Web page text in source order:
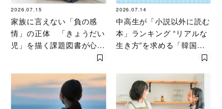
2026.07.15
家族に言えない「負の感
情」の正体 「きょうだい
児」を描く課題図書が心に
2026.07.14
中高生が「小説以外に読む
本」ランキング “リアルな
生き方”を求める「韓国エ